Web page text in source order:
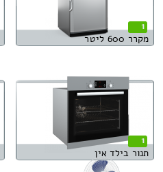
1
מקרר 600 ליטר
1
תנור בילד אין